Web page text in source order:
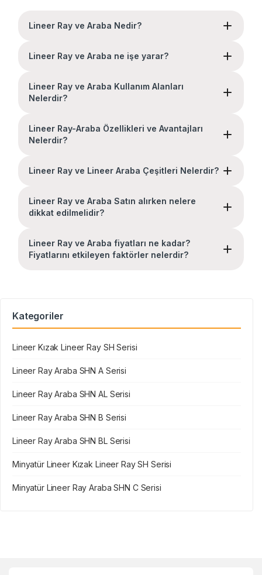
Lineer Ray ve Araba Nedir?
Lineer Ray ve Araba ne işe yarar?
Lineer Ray ve Araba Kullanım Alanları
Nelerdir?
Lineer Ray-Araba Özellikleri ve Avantajları
Nelerdir?
Lineer Ray ve Lineer Araba Çeşitleri Nelerdir?
Lineer Ray ve Araba Satın alırken nelere
dikkat edilmelidir?
Lineer Ray ve Araba fiyatları ne kadar?
Fiyatlarını etkileyen faktörler nelerdir?
Kategoriler
Lineer Kızak Lineer Ray SH Serisi
Lineer Ray Araba SHN A Serisi
Lineer Ray Araba SHN AL Serisi
Lineer Ray Araba SHN B Serisi
Lineer Ray Araba SHN BL Serisi
Minyatür Lineer Kızak Lineer Ray SH Serisi
Minyatür Lineer Ray Araba SHN C Serisi